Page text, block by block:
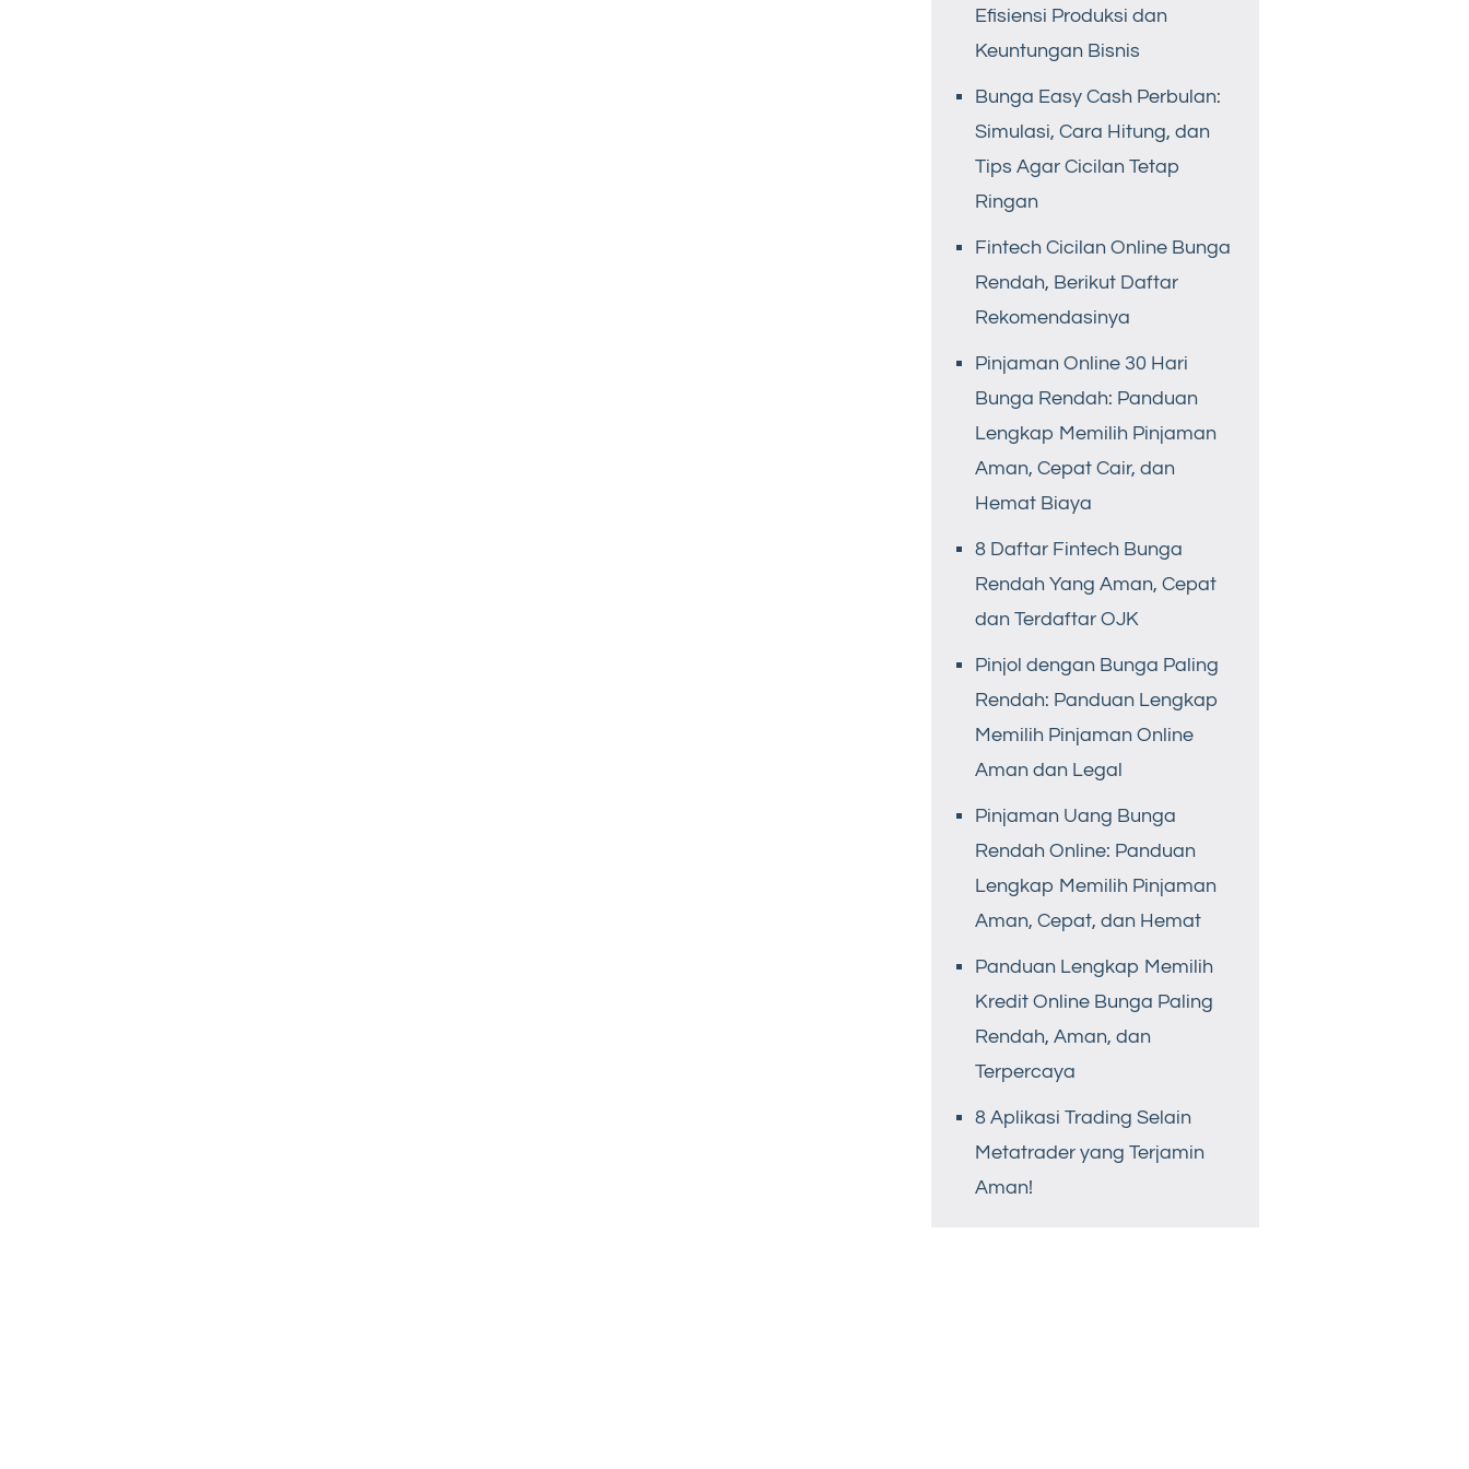
Efisiensi Produksi dan
Keuntungan Bisnis
Bunga Easy Cash Perbulan:
Simulasi, Cara Hitung, dan
Tips Agar Cicilan Tetap
Ringan
Fintech Cicilan Online Bunga
Rendah, Berikut Daftar
Rekomendasinya
Pinjaman Online 30 Hari
Bunga Rendah: Panduan
Lengkap Memilih Pinjaman
Aman, Cepat Cair, dan
Hemat Biaya
8 Daftar Fintech Bunga
Rendah Yang Aman, Cepat
dan Terdaftar OJK
Pinjol dengan Bunga Paling
Rendah: Panduan Lengkap
Memilih Pinjaman Online
Aman dan Legal
Pinjaman Uang Bunga
Rendah Online: Panduan
Lengkap Memilih Pinjaman
Aman, Cepat, dan Hemat
Panduan Lengkap Memilih
Kredit Online Bunga Paling
Rendah, Aman, dan
Terpercaya
8 Aplikasi Trading Selain
Metatrader yang Terjamin
Aman!